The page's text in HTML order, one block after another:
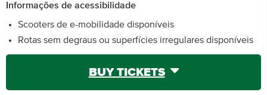
Informações de acessibilidade
Scooters de e-mobilidade disponíveis
Rotas sem degraus ou superfícies irregulares disponíveis
BUY TICKETS